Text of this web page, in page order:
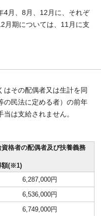
4月、8月、12月に、それぞ
月期については、11月に支
はその配偶者又は生計を同
の民法に定める者）の前年
は支給されません。
資格者の配偶者及び扶養義務
額(※1)
6,287,000円
6,536,000円
6,749,000円